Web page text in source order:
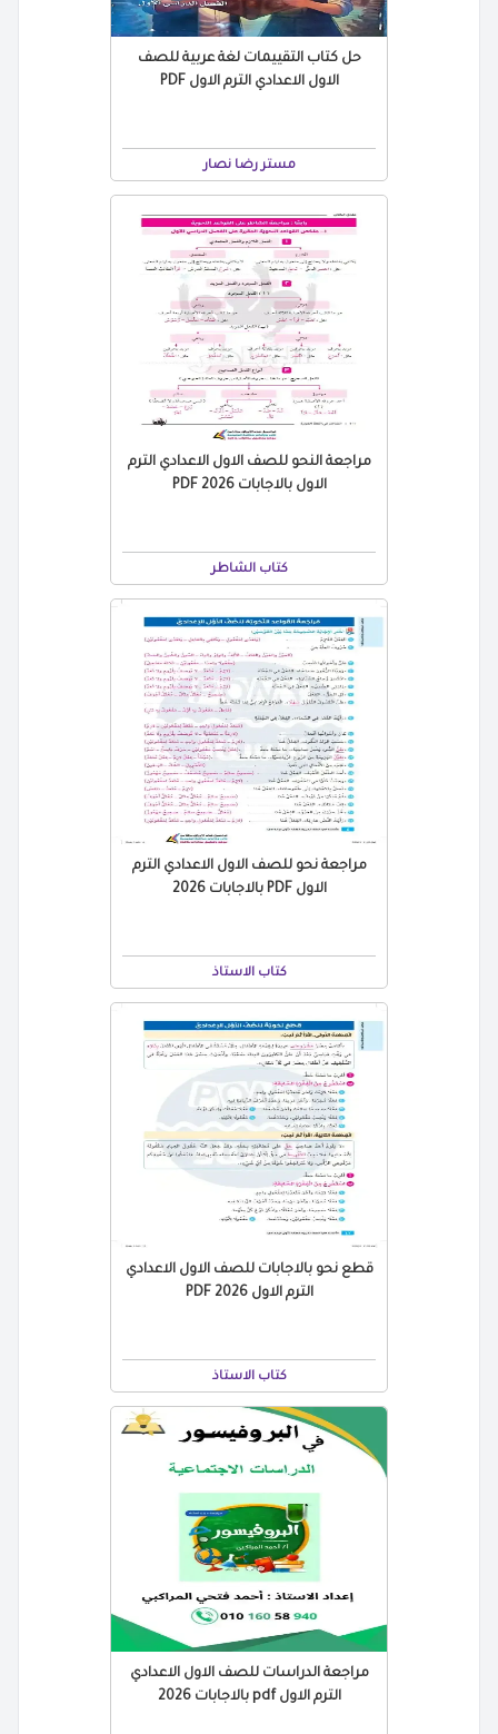
حل كتاب التقييمات لغة عربية للصف
الاول الاعدادي الترم الاول PDF
مستر رضا نصار
مراجعة النحو للصف الاول الاعدادي الترم
الاول بالاجابات 2026 PDF
كتاب الشاطر
مراجعة نحو للصف الاول الاعدادي الترم
الاول PDF بالاجابات 2026
كتاب الاستاذ
قطع نحو بالاجابات للصف الاول الاعدادي
الترم الاول PDF 2026
كتاب الاستاذ
مراجعة الدراسات للصف الاول الاعدادي
الترم الاول pdf بالاجابات 2026